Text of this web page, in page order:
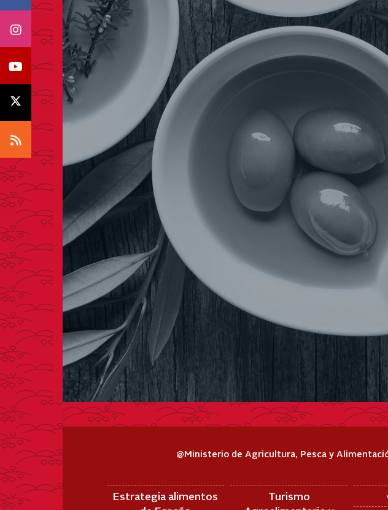
Icono Instagram
Icono Youtube
Icono X
Icono RSS
@Ministerio de Agricultura, Pesca y
Estrategia alimentos
Turismo